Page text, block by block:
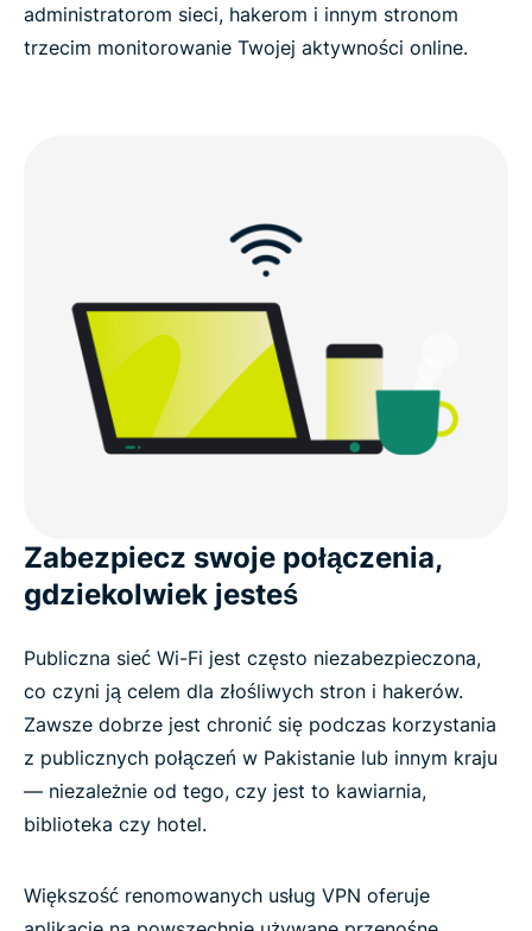
Najczęściej zadawane pytania dotyczące VPN w
Pakistanie
How to get ExpressVPN for Pakistan in 3 easy
steps
Everyday uses for a Pakistan VPN
Watch: How to set up ExpressVPN for a Pakistan
Free VPNs vs. ExpressVPN in Pakistan
Popular VPN server locations for Pakistan users
Is using a VPN legal in Pakistan?
Tips to maintain a more reliable VPN connection
Why millions choose ExpressVPN for Pakistan
administratorom sieci, hakerom i innym stronom
trzecim monitorowanie Twojej aktywności online.
Zabezpiecz swoje połączenia,
gdziekolwiek jesteś
Publiczna sieć Wi-Fi jest często niezabezpieczona,
co czyni ją celem dla złośliwych stron i hakerów.
Zawsze dobrze jest chronić się podczas korzystania
z publicznych połączeń w Pakistanie lub innym kraju
— niezależnie od tego, czy jest to kawiarnia,
biblioteka czy hotel.
Większość renomowanych usług VPN oferuje